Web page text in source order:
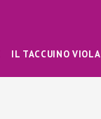
IL TACCUINO VIOLA